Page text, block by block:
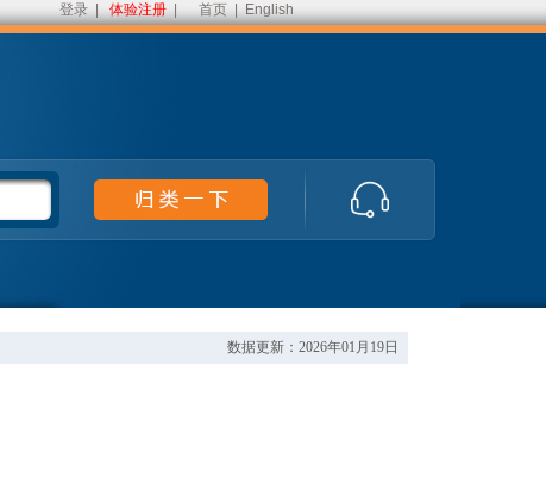
登录 体验注册 首页 English
数据更新：2026年01月19日